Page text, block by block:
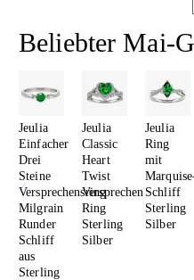
Beliebter Mai-
Jeulia
Einfacher
Drei
Steine
Versprechensring
Milgrain
Runder
Schliff
aus
Sterling
Jeulia
Classic
Heart
Twist
Versprechen
Ring
Sterling
Silber
Jeulia
Ring
mit
Schliff
Sterling
Silber